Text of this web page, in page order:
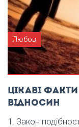
Любов
Цікаві
відносин
1. Закон